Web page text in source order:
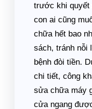
trước khi quyết
con ai cũng
chữa hết bao
sách, tránh nỗi
bệnh đòi tiền.
chi tiết, công
sửa chữa máy
cửa ngang